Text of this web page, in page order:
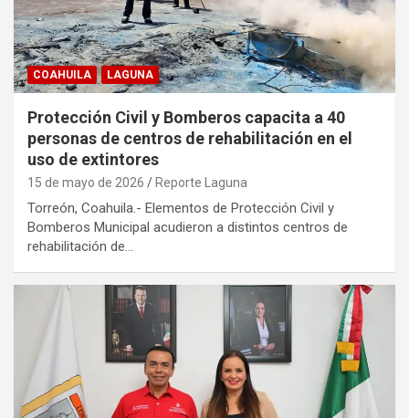
COAHUILA LAGUNA
Protección Civil y Bomberos capacita a 40
personas de centros de rehabilitación en el
uso de extintores
15 de mayo de 2026 Reporte Laguna
Torreón, Coahuila.- Elementos de Protección Civil y
Bomberos Municipal acudieron a distintos centros de
rehabilitación de…